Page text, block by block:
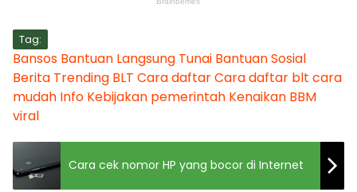
Tag:
Bansos Bantuan Langsung Tunai Bantuan Sosial
Berita Trending BLT Cara daftarCara daftar blt cara
mudah Info Kebijakan pemerintah Kenaikan BBM
viral
Cara cek nomor HP yang bocor di Internet